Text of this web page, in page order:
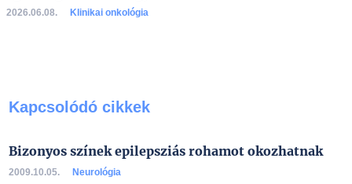
2026.06.08. Klinikai onkológia
Kapcsolódó cikkek
Bizonyos színek epilepsziás rohamot okozhatnak
2009.10.05. Neurológia